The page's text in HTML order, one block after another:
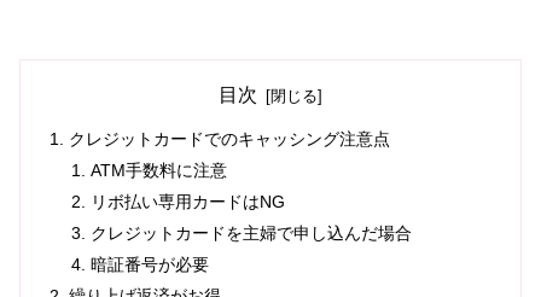
目次
クレジットカードでのキャッシング注意点
ATM手数料に注意
リボ払い専用カードはNG
クレジットカードを主婦で申し込んだ場合
暗証番号が必要